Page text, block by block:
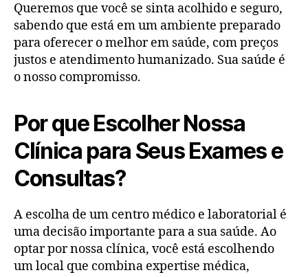
Queremos que você se sinta acolhido e seguro,
sabendo que está em um ambiente preparado
para oferecer o melhor em saúde, com preços
justos e atendimento humanizado. Sua saúde é
o nosso compromisso.
Por que Escolher Nossa
Clínica para Seus Exames e
Consultas?
A escolha de um centro médico e laboratorial é
uma decisão importante para a sua saúde. Ao
optar por nossa clínica, você está escolhendo
um local que combina expertise médica,